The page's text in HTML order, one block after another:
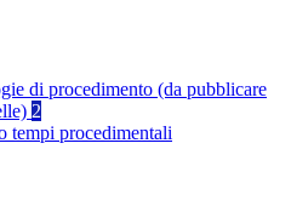
di procedimento (da pubblicare
2
tempi procedimentali